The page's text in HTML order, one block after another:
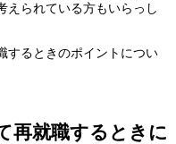
えられている方もいらっし
するときのポイントについ
再就職するときに